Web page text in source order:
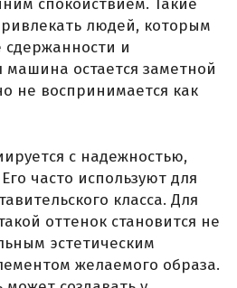
людей, которым
сдержанности и
машина остается заметной
не воспринимается как
с надежностью,
часто используют для
класса. Для
оттенок становится не
эстетическим
желаемого образа.